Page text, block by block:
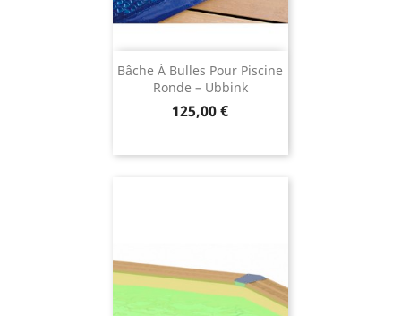
Bâche À Bulles Pour Piscine
Ronde – Ubbink
Prix
125,00 €